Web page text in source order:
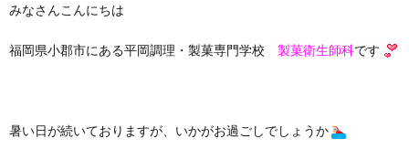
みなさんこんにちは
福岡県小郡市にある平岡調理・製菓専門学校 製菓衛生師科です
暑い日が続いておりますが、いかがお過ごしでしょうか